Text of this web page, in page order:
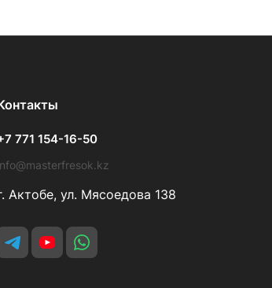
771 154-16-50
Актобе, ул. Мясоедова 138